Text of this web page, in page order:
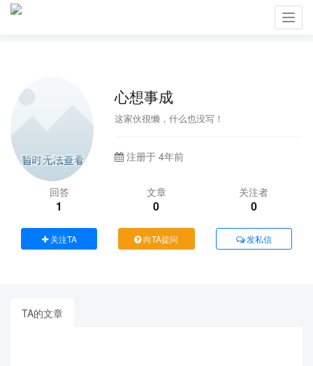
心想事成
这家伙很懒，什么也没写！
注册于 4年前
回答
1
文章
0
关注者
0
关注TA 向TA提问 发私信
TA的文章